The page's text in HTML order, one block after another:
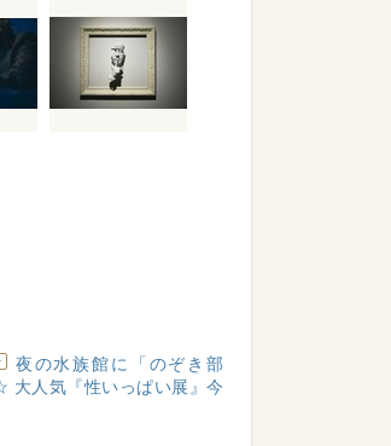
夜の水族館に「のぞき部
人気『性いっぱい展』今